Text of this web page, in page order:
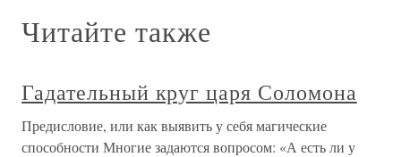
Читайте также
Гадательный круг царя Соломона
Предисловие, или как выявить у себя магические
способности Многие задаются вопросом: «А есть ли у